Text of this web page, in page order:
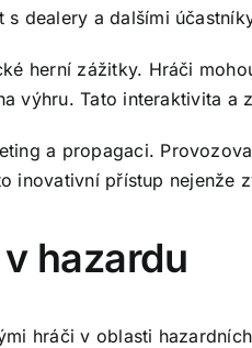
dealery a dalšími
herní zážitky. Hráči
výhru. Tato interaktivita
a propagaci.
inovativní přístup nejenže
hazardu
hráči v oblasti